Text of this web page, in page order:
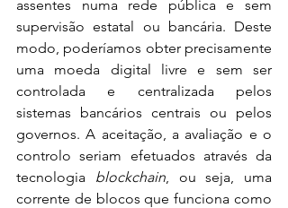
assentes numa rede pública e sem
supervisão estatal ou bancária. Deste
modo, poderíamos obter precisamente
uma moeda digital livre e sem ser
controlada e centralizada pelos
sistemas bancários centrais ou pelos
governos. A aceitação, a avaliação e o
controlo seriam efetuados através da
tecnologia blockchain, ou seja, uma
corrente de blocos que funciona como